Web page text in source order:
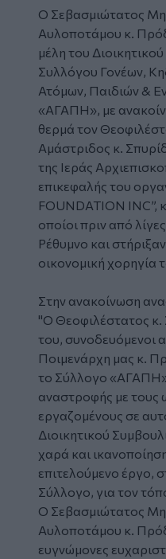
Ο Σεβασμιώτατος
Αυλοποτάμου κ.
μέλη του
Συλλόγου Γονέων,
Ατόμων, Παιδιών &
«ΑΓΑΠΗ», με
θερμά τον
Αμάστριδος κ.
της Ιεράς
επικεφαλής του
FOUNDATION INC”,
οποίοι πριν από
Ρέθυμνο και
οικονομική χορηγία
Στην ανακοίνωση
"Ο Θεοφιλέστατος κ.
του, συνοδευόμενοι
Ποιμενάρχη μας κ.
το Σύλλογο «ΑΓΑΠΗ»,
αναστροφής με τους
εργαζομένους σε
Διοικητικού
χαρά και
επιτελούμενο έργο,
Σύλλογο, για τον
Ο Σεβασμιώτατος
Αυλοποτάμου κ.
ευγνώμονες